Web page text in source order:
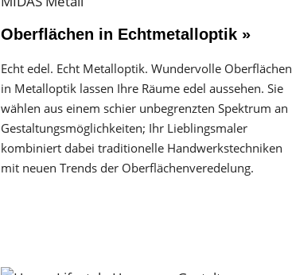
Oberflächen in Echtmetalloptik »
Echt edel. Echt Metalloptik. Wundervolle Oberflächen
in Metalloptik lassen Ihre Räume edel aussehen. Sie
wählen aus einem schier unbegrenzten Spektrum an
Gestaltungs­möglichkeiten; Ihr Lieblingsmaler
kombiniert dabei traditionelle Handwerks­techniken
mit neuen Trends der Oberflächen­veredelung.